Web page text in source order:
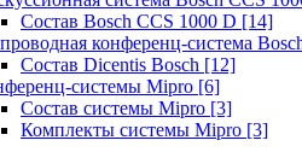
Состав Bosch CCS 1000 D [14]
конференц-система
Состав Dicentis Bosch [12]
системы Mipro [6]
Состав системы Mipro [3]
Комплекты системы Mipro [3]